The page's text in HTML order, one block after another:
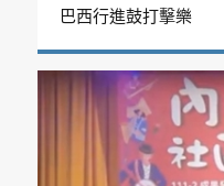
巴西行進鼓打擊樂